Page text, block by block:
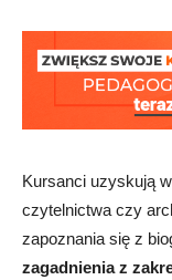
Kursanci uzyskują
czytelnictwa czy
zapoznania się z
zagadnienia z